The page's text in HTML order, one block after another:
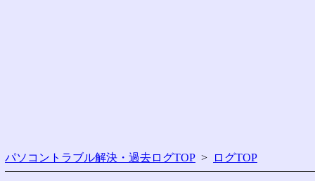
パソコントラブル解決・過去ログTOP > ログTOP